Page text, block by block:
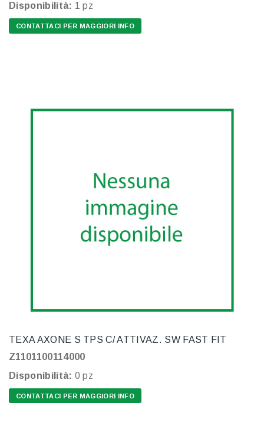
Disponibilità: 1 pz
CONTATTACI PER MAGGIORI INFO
TEXA AXONE S TPS C/ ATTIVAZ. SW FAST FIT
Z1101100114000
Disponibilità: 0 pz
CONTATTACI PER MAGGIORI INFO